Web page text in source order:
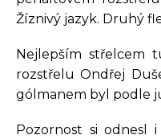
Žíznivý jazyk. Druhý
Nejlepším střelcem
rozstřelu Ondřej
gólmanem byl podle
Pozornost si odnesl